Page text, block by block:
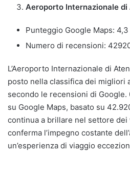
Aeroporto Internazionale di
Punteggio Google Maps: 4,3
Numero di recensioni:
L’Aeroporto Internazionale di
posto nella classifica dei migliori
secondo le recensioni di
su Google Maps, basato su
continua a brillare nel settore
conferma l’impegno costante
un’esperienza di viaggio